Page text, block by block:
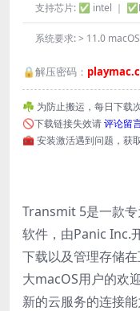
支持芯片: ✅ intel ｜
系统要求:> 11.0 macOS
🔒解压密码：
☘️ 为防止搬运，每日下载
🚫下载链接失效请评论留
🧰 安装激活遇到问题，获
Transmit 5是一款专
软件，由Panic Inc.
下载以及管理存储
大macOS用户的欢
新的云服务的连接